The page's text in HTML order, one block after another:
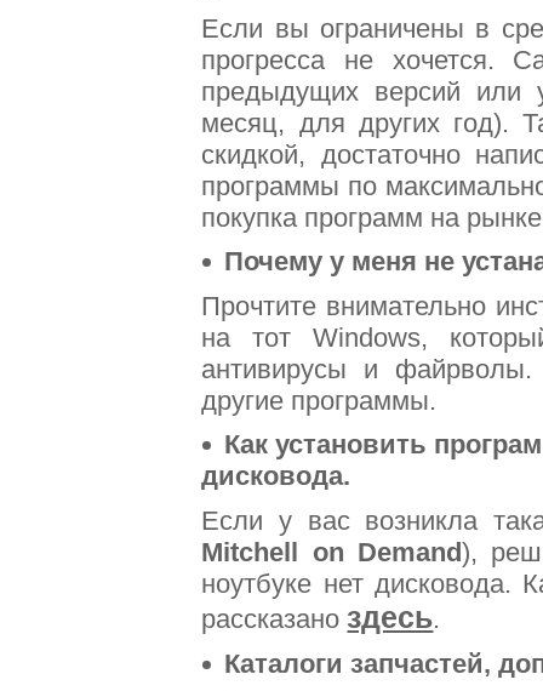
Если вы ограничены в
прогресса не хочется.
предыдущих версий или
месяц, для других год).
скидкой, достаточно
программы по
покупка программ на
Почему у меня не
Прочтите внимательно
на тот Windows,
антивирусы и
другие программы.
Как установить
дисковода.
Если у вас возникла
Mitchell on Demand),
ноутбуке нет дисковода.
рассказано здесь.
Каталоги запчастей,